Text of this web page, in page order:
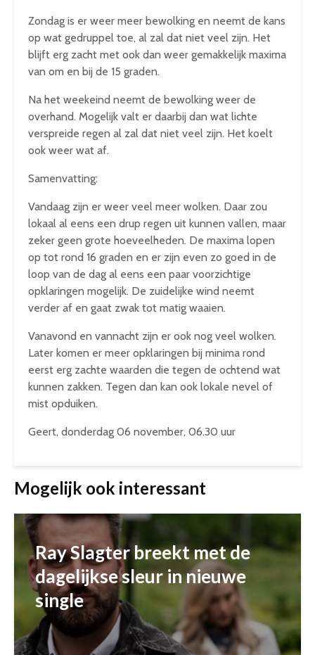
Zondag is er weer meer bewolking en neemt de kans
op wat gedruppel toe, al zal dat niet veel zijn. Het
blijft erg zacht met ook dan weer gemakkelijk maxima
van om en bij de 15 graden.
Na het weekeind neemt de bewolking weer de
overhand. Mogelijk valt er daarbij dan wat lichte
verspreide regen al zal dat niet veel zijn. Het koelt
ook weer wat af.
Samenvatting:
Vandaag zijn er weer veel meer wolken. Daar zou
lokaal al eens een drup regen uit kunnen vallen, maar
zeker geen grote hoeveelheden. De maxima lopen
op tot rond 16 graden en er zijn even zo goed in de
loop van de dag al eens een paar voorzichtige
opklaringen mogelijk. De zuidelijke wind neemt
verder af en gaat zwak tot matig waaien.
Vanavond en vannacht zijn er ook nog veel wolken.
Later komen er meer opklaringen bij minima rond
eerst erg zachte waarden die tegen de ochtend wat
kunnen zakken. Tegen dan kan ook lokale nevel of
mist opduiken.
Geert, donderdag 06 november, 06.30 uur
Mogelijk ook interessant
Ray Slagter breekt met de
dagelijkse sleur in nieuwe
single